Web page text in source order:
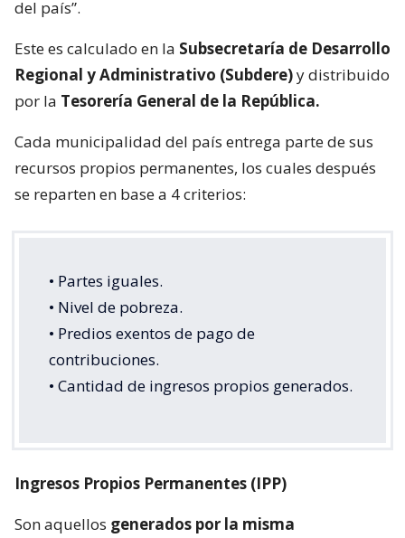
del país”.
Este es calculado en la Subsecretaría de Desarrollo
Regional y Administrativo (Subdere)y distribuido
por la Tesorería General de la República.
Cada municipalidad del país entrega parte de sus
recursos propios permanentes, los cuales después
se reparten en base a 4 criterios:
• Partes iguales.
• Nivel de pobreza.
• Predios exentos de pago de
contribuciones.
• Cantidad de ingresos propios generados.
Ingresos Propios Permanentes (IPP)
Son aquellos generados por la misma